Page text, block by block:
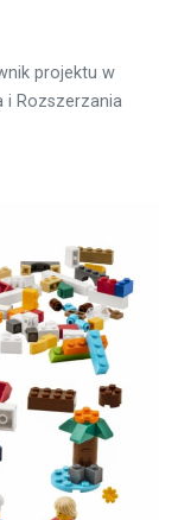
projektu w
i Rozszerzania